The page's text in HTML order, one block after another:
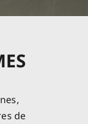
de